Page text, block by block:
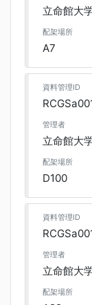
立命館大
配架場所
A7
資料管理ID
管理者
立命館大
配架場所
D100
資料管理ID
管理者
立命館大
配架場所